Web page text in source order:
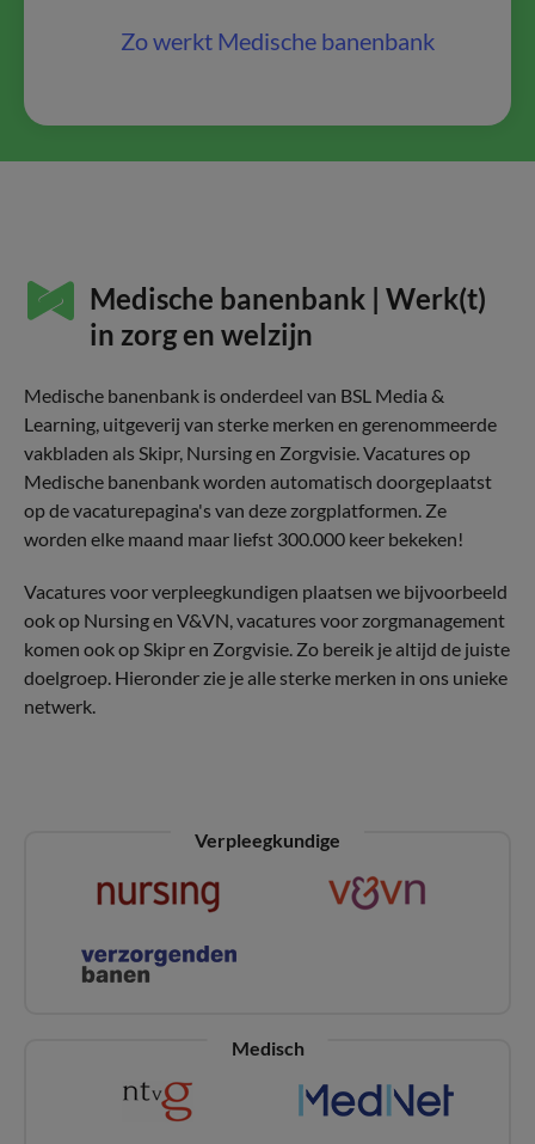
Zo werkt Medische banenbank
Medische banenbank | Werk(t)
in zorg en welzijn
Medische banenbank is onderdeel van BSL Media &
Learning, uitgeverij van sterke merken en gerenommeerde
vakbladen als Skipr, Nursing en Zorgvisie. Vacatures op
Medische banenbank worden automatisch doorgeplaatst
op de vacaturepagina's van deze zorgplatformen. Ze
worden elke maand maar liefst 300.000 keer bekeken!
Vacatures voor verpleegkundigen plaatsen we bijvoorbeeld
ook op Nursing en V&VN, vacatures voor zorgmanagement
komen ook op Skipr en Zorgvisie. Zo bereik je altijd de juiste
doelgroep. Hieronder zie je alle sterke merken in ons unieke
netwerk.
Verpleegkundige
Medisch